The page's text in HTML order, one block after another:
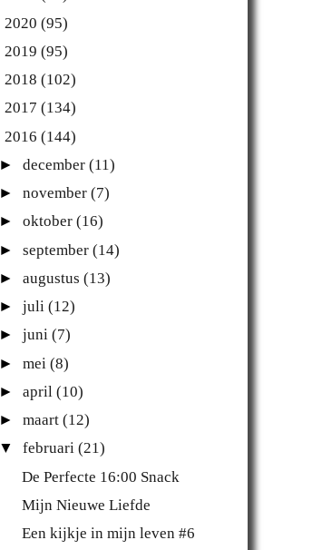
2020 (95)
2019 (95)
2018 (102)
2017 (134)
2016 (144)
►december (11)
►november (7)
►oktober (16)
►september (14)
►augustus (13)
►juli (12)
►juni (7)
►mei (8)
►april (10)
►maart (12)
▼
februari (21)
De Perfecte 16:00 Snack
Mijn Nieuwe Liefde
Een kijkje in mijn leven #6